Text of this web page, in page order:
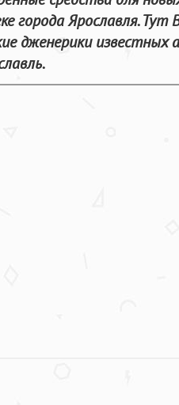
города Ярославля.
дженерики известных